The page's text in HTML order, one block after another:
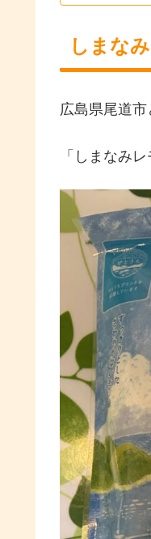
しまな
広島県尾道
「しまなみ